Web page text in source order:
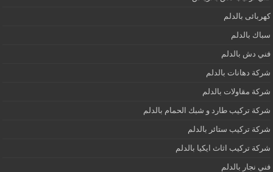
كهربائى بالدلم
سباك بالدلم
فني دش بالدلم
شركة دهانات بالدلم
شركة مقاولات بالدلم
شركة تركيب طارد و شبك الحمام بالدلم
شركة تركيب ستائر بالدلم
شركة تركيب اثاث ايكيا بالدلم
فني نجار بالدلم